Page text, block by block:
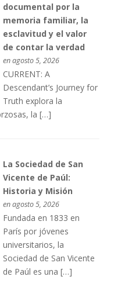
documental por la
memoria familiar, la
esclavitud y el valor
de contar la verdad
en agosto 5, 2026
CURRENT: A
Descendant’s Journey for
Truth explora la
la […]
La Sociedad de San
Vicente de Paúl:
Historia y Misión
en agosto 5, 2026
Fundada en 1833 en
París por jóvenes
universitarios, la
Sociedad de San Vicente
de Paúl es una […]